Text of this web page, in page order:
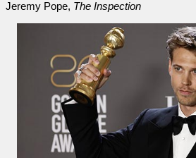
Jeremy Pope, The Inspection